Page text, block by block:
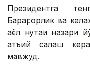
Президентга
Барқарорлик ва
аёл нуқтаи назари
қатъий сақлаш
мавжуд.